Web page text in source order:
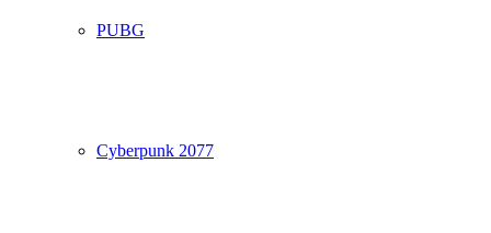
PUBG
Cyberpunk 2077